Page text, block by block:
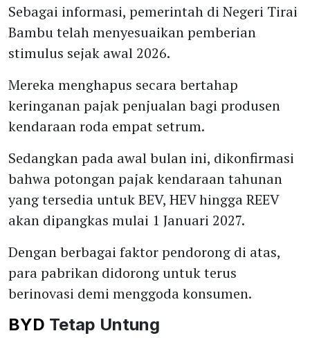
Sebagai informasi, pemerintah di Negeri Tirai
Bambu telah menyesuaikan pemberian
stimulus sejak awal 2026.
Mereka menghapus secara bertahap
keringanan pajak penjualan bagi produsen
kendaraan roda empat setrum.
Sedangkan pada awal bulan ini, dikonfirmasi
bahwa potongan pajak kendaraan tahunan
yang tersedia untuk BEV, HEV hingga REEV
akan dipangkas mulai 1 Januari 2027.
Dengan berbagai faktor pendorong di atas,
para pabrikan didorong untuk terus
berinovasi demi menggoda konsumen.
BYD Tetap Untung